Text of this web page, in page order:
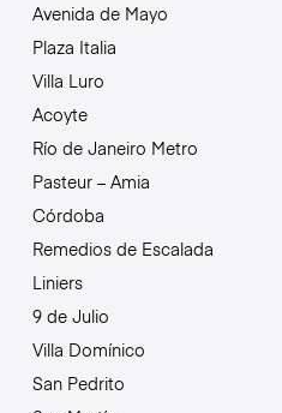
Avenida de Mayo
Plaza Italia
Villa Luro
Acoyte
Río de Janeiro Metro
Pasteur – Amia
Córdoba
Remedios de Escalada
Liniers
9 de Julio
Villa Domínico
San Pedrito